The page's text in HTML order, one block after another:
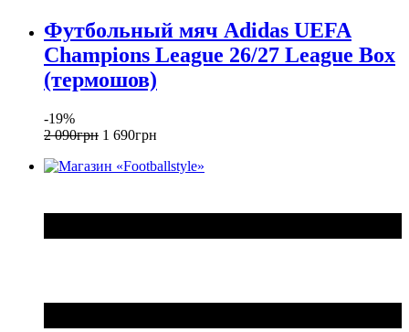
Футбольный мяч Adidas UEFA
Champions League 26/27 League Box
(термошов)
-19%
2 090грн 1 690грн